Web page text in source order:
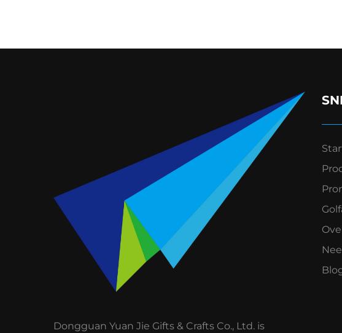
Dongguan Yuan Jie Gifts & Crafts Co., Ltd. is